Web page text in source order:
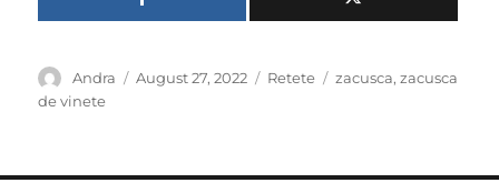
Author
Andra
Posted
August 27, 2022 Categories
Retete Tags
zacusca,zacusca
de vinete